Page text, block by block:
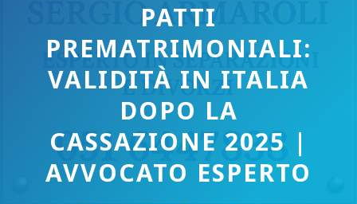
PATTI
PREMATRIMONIALI:
VALIDITÀ IN ITALIA
DOPO LA
CASSAZIONE 2025 |
AVVOCATO ESPERTO